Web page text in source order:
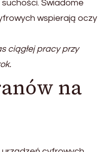
Świadome
wspierają oczy
ciągłej pracy przy
na